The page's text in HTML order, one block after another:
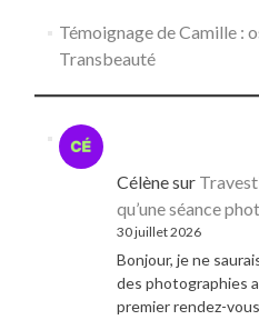
Témoignage de Camille :
Transbeauté
Célènesur
qu’une séance
30 juillet 2026
Bonjour, je ne
des photographies
premier rendez-